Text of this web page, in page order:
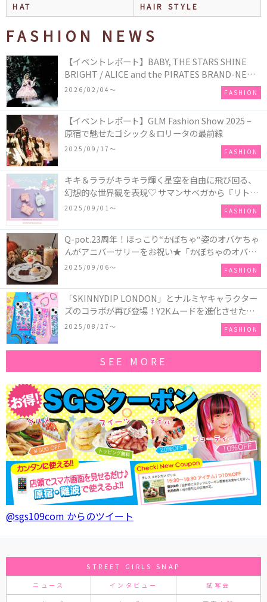
HAT
HAIR STYLE
FASHION NEWS
【イベントレポート】BABY, THE STARS SHINE
BRIGHT / ALICE and the PIRATES BRAND-NEW
COLLECTION in TOKYO
2026/02/04〜 FASHION
【イベントレポート】GLM Fashion Show 2025 –
原宿で魅せたゴシック＆ロリータの最前線
2025/09/17〜 FASHION
キキ＆ララがキラキラ輝く星空を自由に飛び回る、
幻想的な世界観を表現♡ サマンサベガから『リトル
ツインスターズ』50周年アニバーサリーイヤー』を
2025/09/01〜 FASHION
Q-pot.23周年！ほっこり“かぼちゃ“姿のオバケちゃ
んがアニバーサリーをお祝い★「かぼちゃのオバケ
ーキアクセサリー」が新発売！Q-pot CAFE.では
「かぼちゃのオバケーキプレート」も登場
2025/09/06〜 FASHION
「SKINNYDIP LONDON」とナルミヤキャラクター
ズのコラボが再び登場！Y2Kムードを進化させた新
作コレクションを発売♪
2025/08/27〜 FASHION
SEE MORE
@sgs109com からのツイート
STREET GIRLS SNAP
ニュース インタビュー 試写会